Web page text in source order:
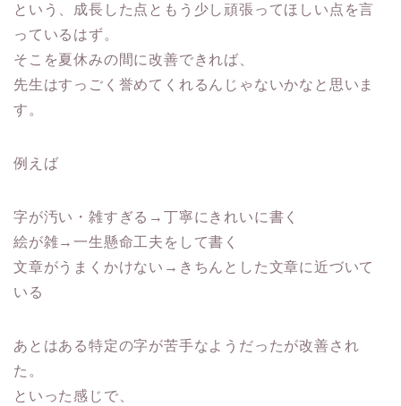
という、 成長した点ともう少し頑張ってほしい点 を言
っているはず。
そこを夏休みの間に改善できれば、
先生はすっごく誉めてくれるんじゃないかなと思いま
す。
例えば
字が汚い・雑すぎる→丁寧にきれいに書く
絵が雑→一生懸命工夫をして書く
文章がうまくかけない→きちんとした文章に近づいて
いる
あとはある特定の字が苦手なようだったが改善され
た。
といった感じで、